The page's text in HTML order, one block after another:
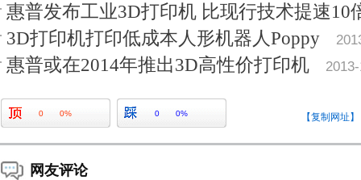
惠普发布工业3D打印机 比现行技术提速10
3D打印机打印低成本人形机器人Poppy
惠普或在2014年推出3D高性价打印机
0 0% 0 0% 【复制网址】
网友评论